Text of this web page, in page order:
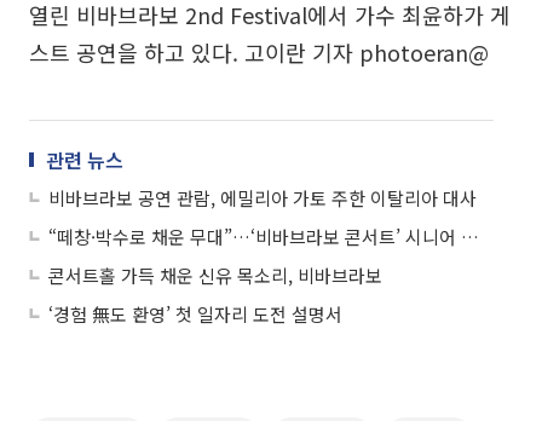
열린 비바브라보 2nd Festival에서 가수 최윤하가 게
스트 공연을 하고 있다. 고이란 기자 photoeran@
관련 뉴스
비바브라보 공연 관람, 에밀리아 가토 주한 이탈리아 대사
“떼창·박수로 채운 무대”…‘비바브라보 콘서트’ 시니어 관객 열광
콘서트홀 가득 채운 신유 목소리, 비바브라보
‘경험 無도 환영’ 첫 일자리 도전 설명서